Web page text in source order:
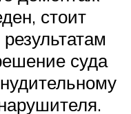
стоит
суда